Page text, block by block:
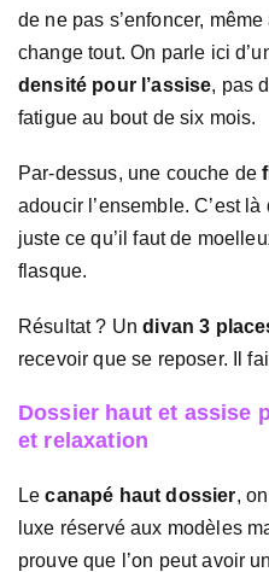
de ne pas s’enfoncer,
change tout. On parle ici
densité pour l’assise, pas
fatigue au bout de six mois.
Par-dessus, une couche de
adoucir l’ensemble. C’est
juste ce qu’il faut de
flasque.
Résultat ? Undivan 3
recevoir que se reposer. Il
Dossier haut et assise
et relaxation
Lecanapé haut dossier,
luxe réservé aux modèles
prouve que l’on peut avoir un